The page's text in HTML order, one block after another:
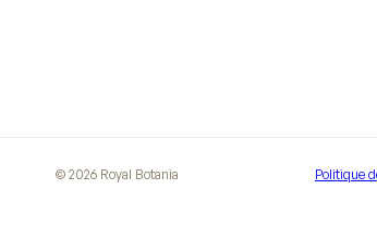
© 2026 Royal Botania Politique